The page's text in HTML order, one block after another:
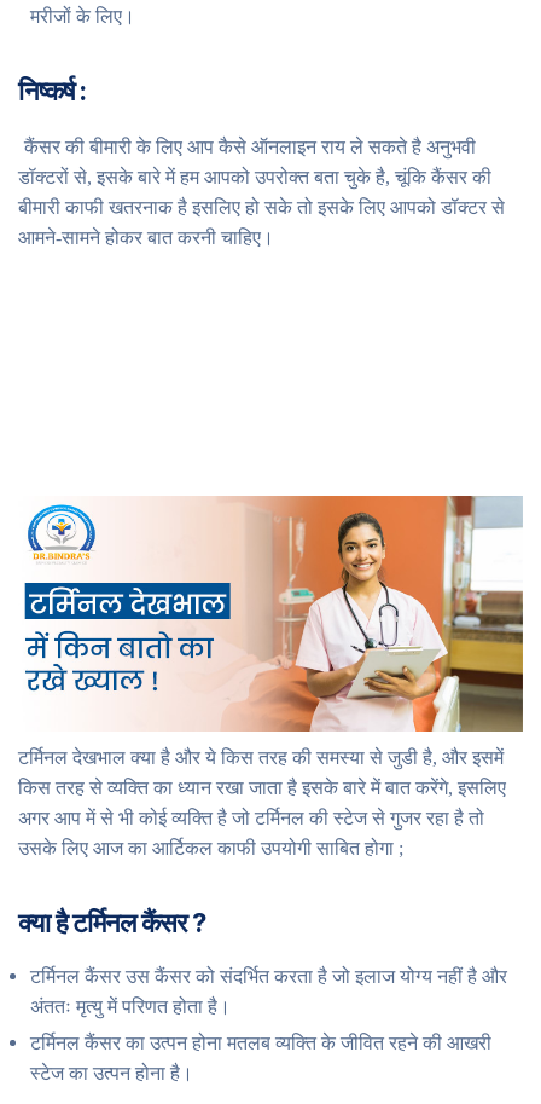
मरीजों के लिए।
निष्कर्ष :
कैंसर की बीमारी के लिए आप कैसे ऑनलाइन राय ले सकते है अनुभवी
डॉक्टरों से, इसके बारे में हम आपको उपरोक्त बता चुके है, चूंकि कैंसर की
बीमारी काफी खतरनाक है इसलिए हो सके तो इसके लिए आपको डॉक्टर से
आमने-सामने होकर बात करनी चाहिए।
टर्मिनल देखभाल क्या है और ये किस तरह की समस्या से जुडी है, और इसमें
किस तरह से व्यक्ति का ध्यान रखा जाता है इसके बारे में बात करेंगे, इसलिए
अगर आप में से भी कोई व्यक्ति है जो टर्मिनल की स्टेज से गुजर रहा है तो
उसके लिए आज का आर्टिकल काफी उपयोगी साबित होगा ;
क्या है टर्मिनल कैंसर ?
टर्मिनल कैंसर उस कैंसर को संदर्भित करता है जो इलाज योग्य नहीं है और
अंततः मृत्यु में परिणत होता है।
टर्मिनल कैंसर का उत्पन होना मतलब व्यक्ति के जीवित रहने की आखरी
स्टेज का उत्पन होना है।